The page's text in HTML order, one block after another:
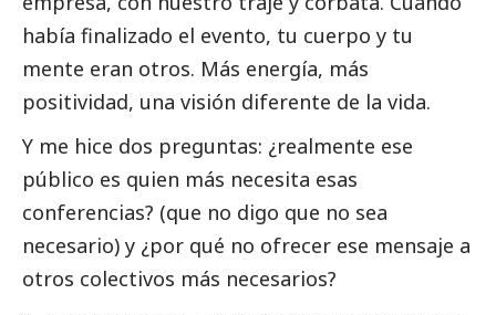
había finalizado el evento, tu cuerpo y tu
mente eran otros. Más energía, más
positividad, una visión diferente de la vida.
Y me hice dos preguntas: ¿realmente ese
público es quien más necesita esas
conferencias? (que no digo que no sea
necesario) y ¿por qué no ofrecer ese mensaje a
otros colectivos más necesarios?